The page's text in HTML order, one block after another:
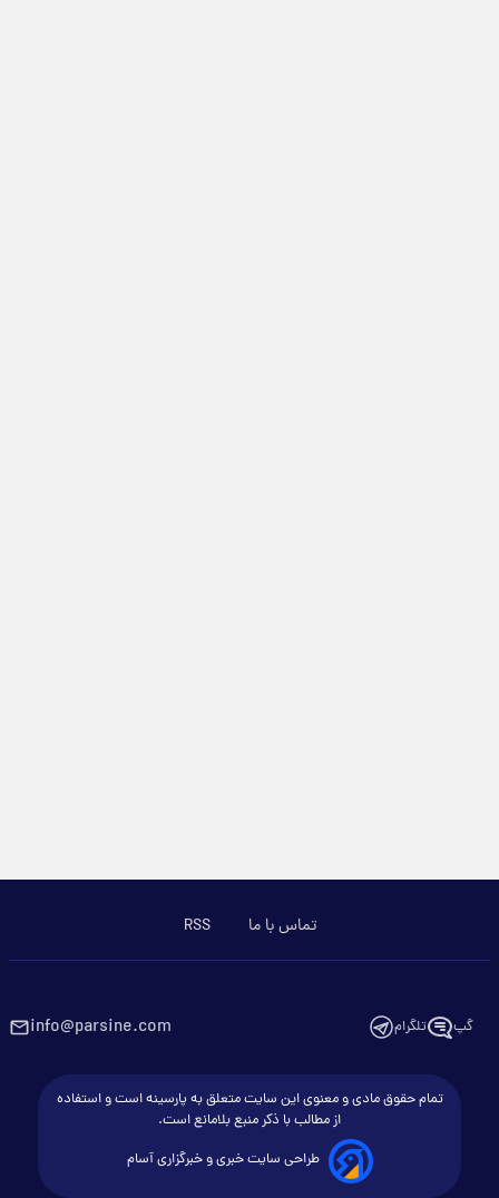
تماس با ما RSS
گپ تلگرام info@parsine.com
تمام حقوق مادی و معنوی این سایت متعلق به پارسینه است و استفاده
از مطالب با ذکر منبع بلامانع است.
طراحی سایت خبری و خبرگزاری آسام